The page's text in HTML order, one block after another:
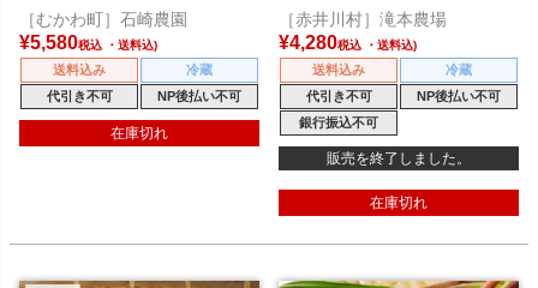
［むかわ町］石崎農園
¥5,580税込
送料込み
冷蔵
代引き不可
NP後払い不可
在庫切れ
［赤井川村］滝本農場
¥4,280税込
送料込み
冷蔵
代引き不可
NP後払い不可
銀行振込不可
販売を終了しました。
在庫切れ